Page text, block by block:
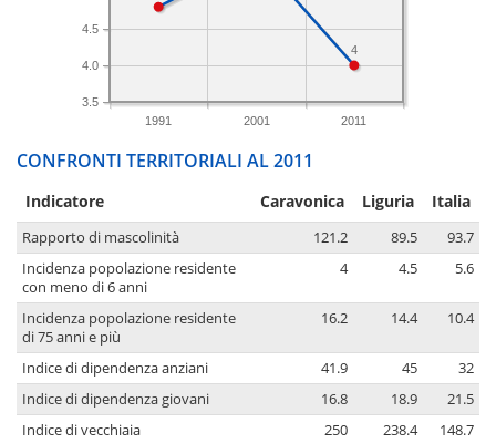
1991 2001 2011
3.5
4.0
4.5
4
CONFRONTI TERRITORIALI AL 2011
Indicatore Caravonica Liguria Italia
Rapporto di mascolinità 121.2 89.5
93.7
Incidenza popolazione residente
con meno di 6 anni
4 4.5 5.6
Incidenza popolazione residente
di 75 anni e più
16.2 14.4 10.4
Indice di dipendenza anziani 41.9 45
32
Indice di dipendenza giovani
16.8 18.9
21.5
Indice di vecchiaia
250 238.4
148.7